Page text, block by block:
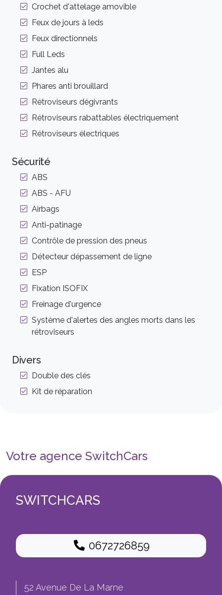
Crochet d'attelage amovible
Feux de jours à leds
Feux directionnels
Full Leds
Jantes alu
Phares anti brouillard
Rétroviseurs dégivrants
Rétroviseurs rabattables électriquement
Rétroviseurs électriques
Sécurité
ABS
ABS - AFU
Airbags
Anti-patinage
Contrôle de pression des pneus
Détecteur dépassement de ligne
ESP
Fixation ISOFIX
Freinage d'urgence
Système d'alertes des angles morts dans les
rétroviseurs
Divers
Double des clés
Kit de réparation
Votre agence SwitchCars
SWITCHCARS
0672726859
52 Avenue De La Marne